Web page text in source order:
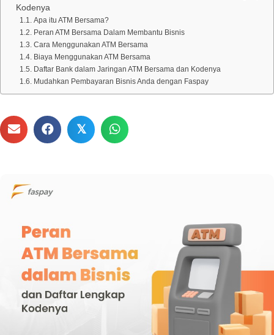
Kodenya
Apa itu ATM Bersama?
Peran ATM Bersama Dalam Membantu Bisnis
Cara Menggunakan ATM Bersama
Biaya Menggunakan ATM Bersama
Daftar Bank dalam Jaringan ATM Bersama dan Kodenya
Mudahkan Pembayaran Bisnis Anda dengan Faspay
𝕏